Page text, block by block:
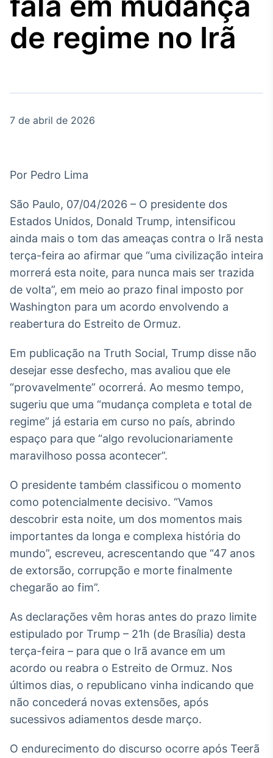
Agro
Tudo sobre o
agronegócio
Broadcast
Energia
O setor de
energia elétrica
no Brasil
Broadcast
White Label
Plataforma para
personalizados
e Conteúdos
Broadcast
OTC
Plataforma para
negociação de
ativos
Broadcast
integração de
conteúdos e
dados
Broadcast
Ticker
Broadcast
para conteúdos e
funcionalidades
Wallboard
de regime no Irã
7 de abril de 2026
Por Pedro Lima
São Paulo, 07/04/2026 – O presidente dos
Estados Unidos, Donald Trump, intensificou
ainda mais o tom das ameaças contra o Irã nesta
terça-feira ao afirmar que “uma civilização inteira
morrerá esta noite, para nunca mais ser trazida
de volta”, em meio ao prazo final imposto por
Washington para um acordo envolvendo a
reabertura do Estreito de Ormuz.
Em publicação na Truth Social, Trump disse não
desejar esse desfecho, mas avaliou que ele
“provavelmente” ocorrerá. Ao mesmo tempo,
sugeriu que uma “mudança completa e total de
regime” já estaria em curso no país, abrindo
espaço para que “algo revolucionariamente
maravilhoso possa acontecer”.
O presidente também classificou o momento
como potencialmente decisivo. “Vamos
descobrir esta noite, um dos momentos mais
importantes da longa e complexa história do
mundo”, escreveu, acrescentando que “47 anos
de extorsão, corrupção e morte finalmente
chegarão ao fim”.
As declarações vêm horas antes do prazo limite
estipulado por Trump – 21h (de Brasília) desta
terça-feira – para que o Irã avance em um
acordo ou reabra o Estreito de Ormuz. Nos
últimos dias, o republicano vinha indicando que
não concederá novas extensões, após
sucessivos adiamentos desde março.
O endurecimento do discurso ocorre após Teerã